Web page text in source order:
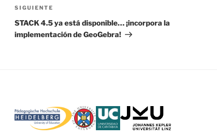
Siguiente
entrada
SIGUIENTE
STACK 4.5 ya está disponible… ¡incorpora la
implementación de GeoGebra!